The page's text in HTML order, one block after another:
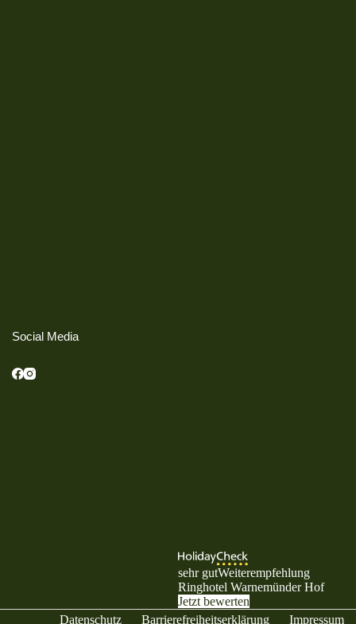
Social Media
sehr gutWeiterempfehlung
Ringhotel Warnemünder Hof
Jetzt bewerten
Datenschutz
Barrierefreiheitserklärung Impressum